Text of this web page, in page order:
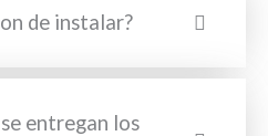
de instalar?
entregan los